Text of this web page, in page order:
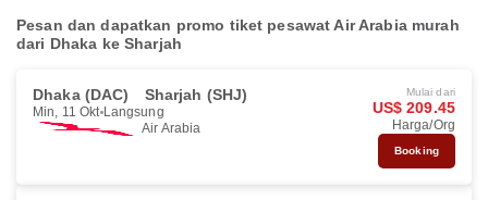
Pesan dan dapatkan promo tiket pesawat Air Arabia murah
dari Dhaka ke Sharjah
Dhaka (DAC) Sharjah (SHJ)
Min, 11 Okt Langsung
Air Arabia
Mulai dari
US$ 209.45
Harga/Org
Booking